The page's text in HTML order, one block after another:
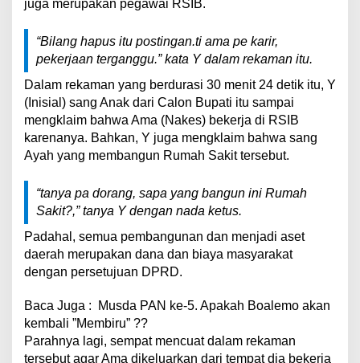
juga merupakan pegawai RSIB.
“Bilang hapus itu postingan.ti ama pe karir,
pekerjaan terganggu.” kata Y dalam rekaman itu.
Dalam rekaman yang berdurasi 30 menit 24 detik itu, Y
(Inisial) sang Anak dari Calon Bupati itu sampai
mengklaim bahwa Ama (Nakes) bekerja di RSIB
karenanya. Bahkan, Y juga mengklaim bahwa sang
Ayah yang membangun Rumah Sakit tersebut.
“tanya pa dorang, sapa yang bangun ini Rumah
Sakit?,” tanya Y dengan nada ketus.
Padahal, semua pembangunan dan menjadi aset
daerah merupakan dana dan biaya masyarakat
dengan persetujuan DPRD.
Baca Juga :
Musda PAN ke-5. Apakah Boalemo akan
kembali ”Membiru” ??
Parahnya lagi, sempat mencuat dalam rekaman
tersebut agar Ama dikeluarkan dari tempat dia bekerja